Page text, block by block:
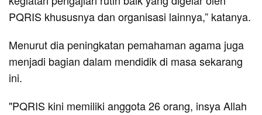
PQRIS khususnya dan organisasi lainnya,” katanya.
Menurut dia peningkatan pemahaman agama juga
menjadi bagian dalam mendidik di masa sekarang
ini.
"PQRIS kini memiliki anggota 26 orang, insya Allah